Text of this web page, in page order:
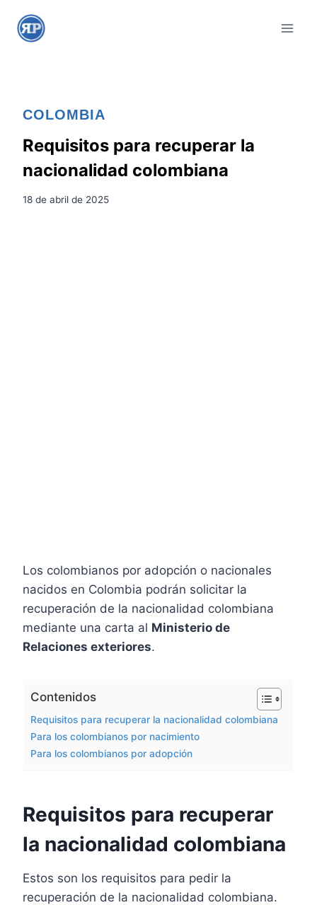
COLOMBIA
Requisitos para recuperar la
nacionalidad colombiana
18 de abril de 2025
Los colombianos por adopción o nacionales
nacidos en Colombia podrán solicitar la
recuperación de la nacionalidad colombiana
mediante una carta al Ministerio de
Relaciones exteriores.
Contenidos
Requisitos para recuperar la nacionalidad colombiana
Para los colombianos por nacimiento
Para los colombianos por adopción
Requisitos para recuperar
la nacionalidad colombiana
Estos son los requisitos para pedir la
recuperación de la nacionalidad colombiana.